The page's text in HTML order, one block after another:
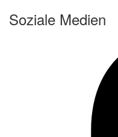
Soziale Medien